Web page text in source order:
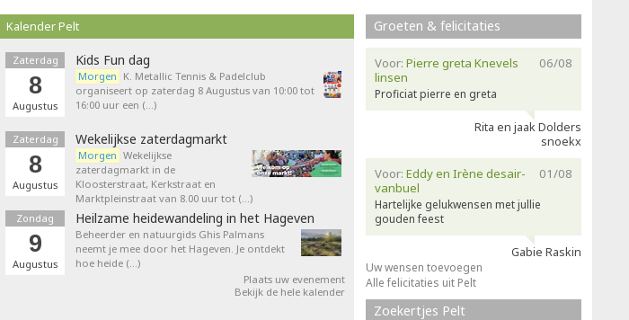
Kalender Pelt
Zaterdag
8
Augustus
Kids Fun dag
Morgen K. Metallic Tennis & Padelclub
organiseert op zaterdag 8 Augustus van 10:00 tot
16:00 uur een (…)
Zaterdag
8
Augustus
Wekelijkse zaterdagmarkt
Morgen Wekelijkse
zaterdagmarkt in de
Kloosterstraat, Kerkstraat en
Marktpleinstraat van 8.00 uur tot (…)
Zondag
9
Augustus
Heilzame heidewandeling in het Hageven
Beheerder en natuurgids Ghis Palmans
neemt je mee door het Hageven. Je ontdekt
hoe heide (…)
Plaats uw evenement
Bekijk de hele kalender
Groeten & felicitaties
06/08
Voor: Pierre greta Knevels
linsen
Proficiat pierre en greta
Rita en jaak Dolders
snoekx
01/08
Voor: Eddy en Irène desair-
vanbuel
Hartelijke gelukwensen met jullie
gouden feest
Gabie Raskin
Uw wensen toevoegen
Alle felicitaties uit Pelt
Zoekertjes Pelt